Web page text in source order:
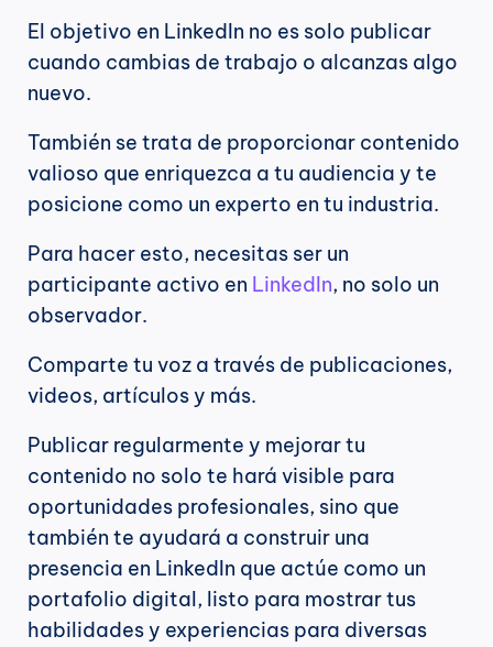
El objetivo en LinkedIn no es solo publicar
cuando cambias de trabajo o alcanzas algo
nuevo.
También se trata de proporcionar contenido
valioso que enriquezca a tu audiencia y te
posicione como un experto en tu industria.
Para hacer esto, necesitas ser un
participante activo en LinkedIn, no solo un
observador.
Comparte tu voz a través de publicaciones,
videos, artículos y más.
Publicar regularmente y mejorar tu
contenido no solo te hará visible para
oportunidades profesionales, sino que
también te ayudará a construir una
presencia en LinkedIn que actúe como un
portafolio digital, listo para mostrar tus
habilidades y experiencias para diversas